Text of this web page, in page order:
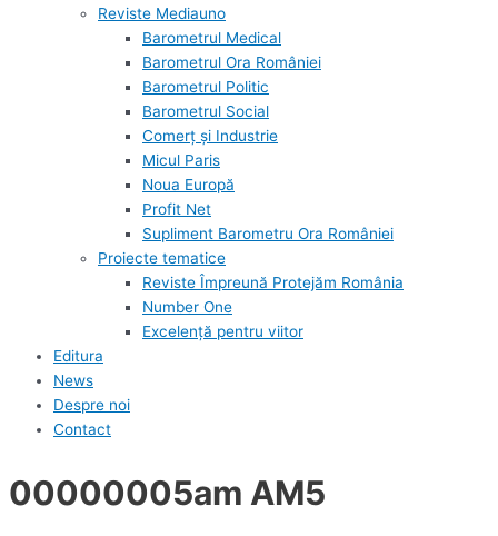
Reviste Mediauno
Barometrul Medical
Barometrul Ora României
Barometrul Politic
Barometrul Social
Comerț și Industrie
Micul Paris
Noua Europă
Profit Net
Supliment Barometru Ora României
Proiecte tematice
Reviste Împreună Protejăm România
Number One
Excelență pentru viitor
Editura
News
Despre noi
Contact
00000005am AM5